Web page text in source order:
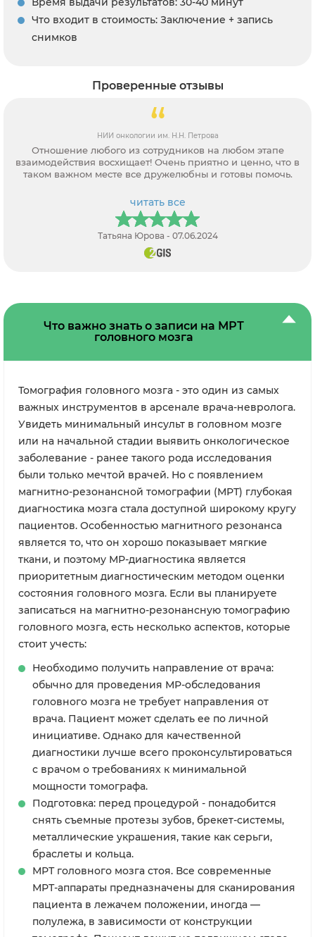
Что входит в стоимость: Заключение + запись
снимков
Проверенные отзывы
НИИ онкологии им. Н.Н. Петрова
Отношение любого из сотрудников на любом этапе
взаимодействия восхищает! Очень приятно и ценно, что в
таком важном месте все дружелюбны и готовы помочь.
читать все
​Татьяна Юрова - 07.06.2024
Что важно знать о записи на МРТ
головного мозга
Томография головного мозга - это один из самых
важных инструментов в арсенале врача-невролога.
Увидеть минимальный инсульт в головном мозге
или на начальной стадии выявить онкологическое
заболевание - ранее такого рода исследования
были только мечтой врачей. Но с появлением
магнитно-резонансной томографии (МРТ) глубокая
диагностика мозга стала доступной широкому кругу
пациентов. Особенностью магнитного резонанса
является то, что он хорошо показывает мягкие
ткани, и поэтому МР-диагностика является
приоритетным диагностическим методом оценки
состояния головного мозга. Если вы планируете
записаться на магнитно-резонансную томографию
головного мозга, есть несколько аспектов, которые
стоит учесть:
Необходимо получить направление от врача:
обычно для проведения МР-обследования
головного мозга не требует направления от
врача. Пациент может сделать ее по личной
инициативе. Однако для качественной
диагностики лучше всего проконсультироваться
с врачом о требованиях к минимальной
мощности томографа.
Подготовка: перед процедурой - понадобится
снять съемные протезы зубов, брекет-системы,
металлические украшения, такие как серьги,
браслеты и кольца.
МРТ головного мозга стоя. Все современные
МРТ-аппараты предназначены для сканирования
пациента в лежа­чем положении, иногда —
полулежа, в зависимости от конструкции